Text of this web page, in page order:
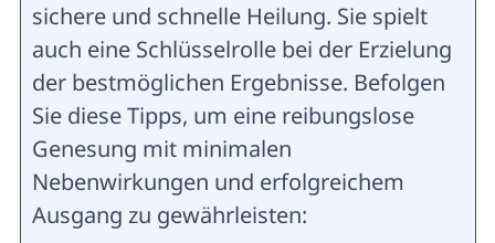
sichere und schnelle Heilung. Sie spielt
auch eine Schlüsselrolle bei der Erzielung
der bestmöglichen Ergebnisse. Befolgen
Sie diese Tipps, um eine reibungslose
Genesung mit minimalen
Nebenwirkungen und erfolgreichem
Ausgang zu gewährleisten: